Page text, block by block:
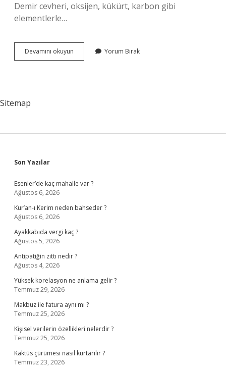
Demir cevheri, oksijen, kükürt, karbon gibi
elementlerle…
Devamını okuyun
Ham
Yorum Bırak
Sitemap
Sidebar
Son Yazılar
Esenler’de kaç mahalle var ?
Ağustos 6, 2026
Kur’an-ı Kerim neden bahseder ?
Ağustos 6, 2026
Ayakkabıda vergi kaç ?
Ağustos 5, 2026
Antipatiğin zıttı nedir ?
Ağustos 4, 2026
Yüksek korelasyon ne anlama gelir ?
Temmuz 29, 2026
Makbuz ile fatura aynı mı ?
Temmuz 25, 2026
Kişisel verilerin özellikleri nelerdir ?
Temmuz 25, 2026
Kaktüs çürümesi nasıl kurtarılır ?
Temmuz 23, 2026